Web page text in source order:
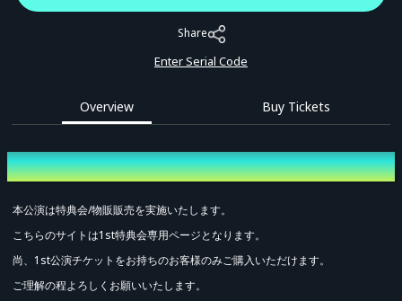
Share
Enter Serial Code
Overview Buy Tickets
Overview
本公演は特典会/物販販売を実施いたします。
こちらのサイトは1st特典会専用ページとなります。
尚、1st公演チケットをお持ちのお客様のみご購入いただけます。
ご理解の程よろしくお願いいたします。